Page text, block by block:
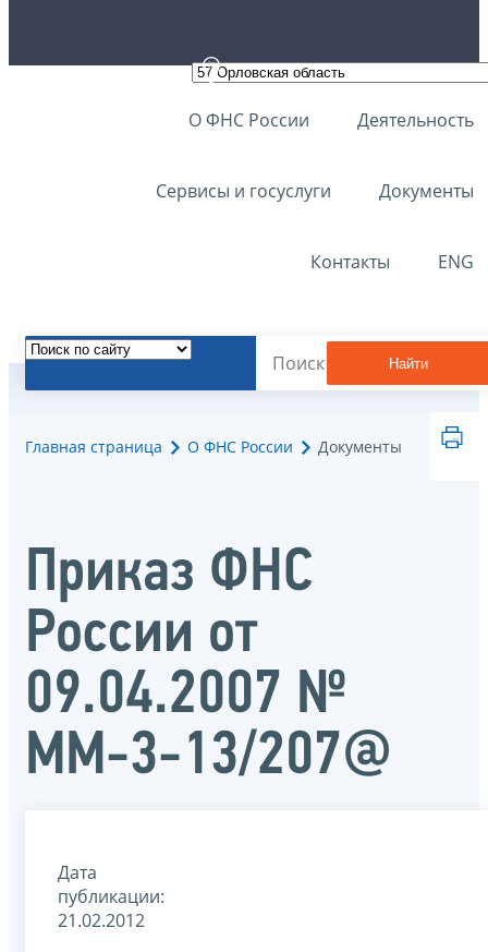
О ФНС России Деятельность
Сервисы и госуслуги Документы
Контакты ENG
Найти
Главная страница О ФНС России Документы
Приказ ФНС
России от
09.04.2007 №
ММ-3-13/207@
Дата
публикации:
21.02.2012